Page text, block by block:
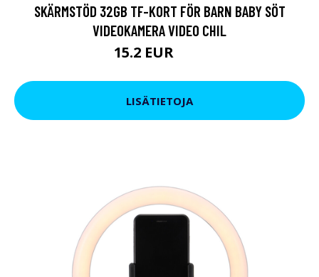
SKÄRMSTÖD 32GB TF-KORT FÖR BARN BABY SÖT
VIDEOKAMERA VIDEO CHIL
15.2 EUR
LISÄTIETOJA